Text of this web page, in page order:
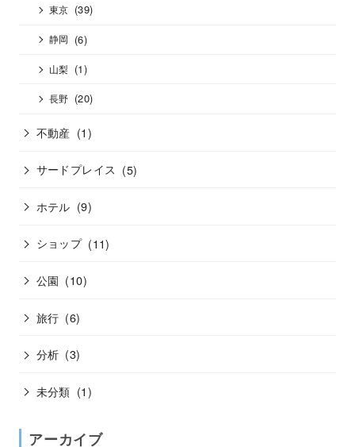
東京 (39)
静岡 (6)
山梨 (1)
長野 (20)
不動産 (1)
サードプレイス (5)
ホテル (9)
ショップ (11)
公園 (10)
旅行 (6)
分析 (3)
未分類 (1)
アーカイブ